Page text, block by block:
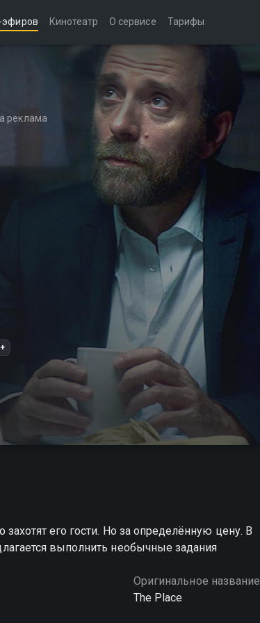
эфиров Кинотеатр О сервисе Тарифы
реклама
его гости. Но за определённую цену. В
выполнить необычные задания
Оригинальное название
The Place